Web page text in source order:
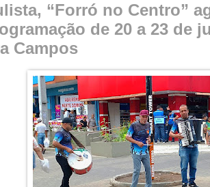
“Forró no Centro”
de 20 a 23 de
Campos